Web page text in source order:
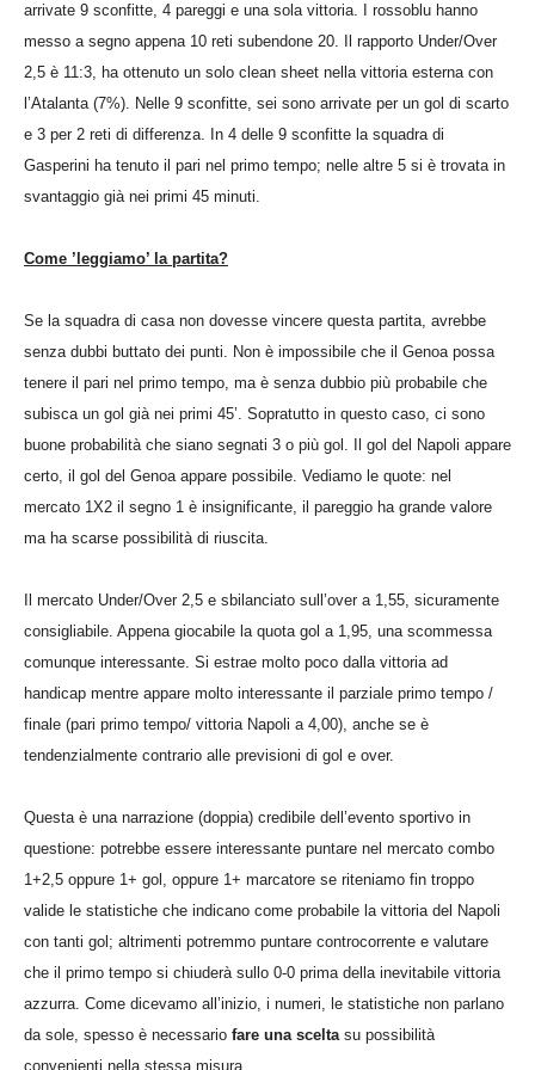
arrivate 9 sconfitte, 4 pareggi e una sola vittoria. I rossoblu hanno
messo a segno appena 10 reti subendone 20. Il rapporto Under/Over
2,5 è 11:3, ha ottenuto un solo clean sheet nella vittoria esterna con
l’Atalanta (7%). Nelle 9 sconfitte, sei sono arrivate per un gol di scarto
e 3 per 2 reti di differenza. In 4 delle 9 sconfitte la squadra di
Gasperini ha tenuto il pari nel primo tempo; nelle altre 5 si è trovata in
svantaggio già nei primi 45 minuti.
Come ’leggiamo’ la partita?
Se la squadra di casa non dovesse vincere questa partita, avrebbe
senza dubbi buttato dei punti. Non è impossibile che il Genoa possa
tenere il pari nel primo tempo, ma è senza dubbio più probabile che
subisca un gol già nei primi 45’. Sopratutto in questo caso, ci sono
buone probabilità che siano segnati 3 o più gol. Il gol del Napoli appare
certo, il gol del Genoa appare possibile. Vediamo le quote: nel
mercato 1X2 il segno 1 è insignificante, il pareggio ha grande valore
ma ha scarse possibilità di riuscita.
Il mercato Under/Over 2,5 e sbilanciato sull’over a 1,55, sicuramente
consigliabile. Appena giocabile la quota gol a 1,95, una scommessa
comunque interessante. Si estrae molto poco dalla vittoria ad
handicap mentre appare molto interessante il parziale primo tempo /
finale (pari primo tempo/ vittoria Napoli a 4,00), anche se è
tendenzialmente contrario alle previsioni di gol e over.
Questa è una narrazione (doppia) credibile dell’evento sportivo in
questione: potrebbe essere interessante puntare nel mercato combo
1+2,5 oppure 1+ gol, oppure 1+ marcatore se riteniamo fin troppo
valide le statistiche che indicano come probabile la vittoria del Napoli
con tanti gol; altrimenti potremmo puntare controcorrente e valutare
che il primo tempo si chiuderà sullo 0-0 prima della inevitabile vittoria
azzurra. Come dicevamo all’inizio, i numeri, le statistiche non parlano
da sole, spesso è necessario fare una sceltasu possibilità
convenienti nella stessa misura.